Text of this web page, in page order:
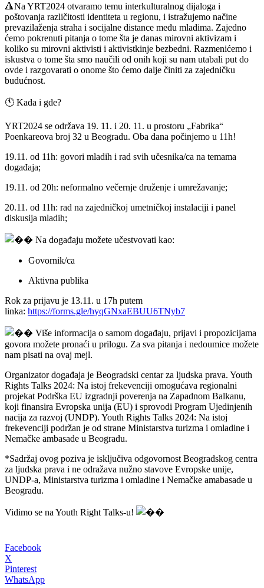
🔺Na YRT2024 otvaramo temu interkulturalnog dijaloga i
poštovanja različitosti identiteta u regionu, i istražujemo načine
prevazilaženja straha i socijalne distance među mladima. Zajedno
ćemo pokrenuti pitanja o tome šta je danas mirovni aktivizam i
koliko su mirovni aktivisti i aktivistkinje bezbedni. Razmenićemo i
iskustva o tome šta smo naučili od onih koji su nam utabali put do
ovde i razgovarati o onome što ćemo dalje činiti za zajedničku
budućnost.
🕚 Kada i gde?
YRT2024 se održava 19. 11. i 20. 11. u prostoru „Fabrika“
Poenkareova broj 32 u Beogradu. Oba dana počinjemo u 11h!
19.11. od 11h: govori mladih i rad svih učesnika/ca na temama
događaja;
19.11. od 20h: neformalno večernje druženje i umrežavanje;
20.11. od 11h: rad na zajedničkoj umetničkoj instalaciji i panel
diskusija mladih;
Na događaju možete učestvovati kao:
Govornik/ca
Aktivna publika
Rok za prijavu je 13.11. u 17h putem
linka: https://forms.gle/hyqGNxaEBUU6TNyb7
Više informacija o samom događaju, prijavi i propozicijama
govora možete pronaći u prilogu. Za sva pitanja i nedoumice možete
nam pisati na ovaj mejl.
Organizator događaja je Beogradski centar za ljudska prava. Youth
Rights Talks 2024: Na istoj frekevenciji omogućava regionalni
projekat Podrška EU izgradnji poverenja na Zapadnom Balkanu,
koji finansira Evropska unija (EU) i sprovodi Program Ujedinjenih
nacija za razvoj (UNDP). Youth Rights Talks 2024: Na istoj
frekevenciji podržan je od strane Ministarstva turizma i omladine i
Nemačke ambasade u Beogradu.
*Sadržaj ovog poziva je isključiva odgovornost Beogradskog centra
za ljudska prava i ne odražava nužno stavove Evropske unije,
UNDP-a, Ministarstva turizma i omladine i Nemačke amabasade u
Beogradu.
Vidimo se na Youth Right Talks-u!
Facebook
X
Pinterest
WhatsApp